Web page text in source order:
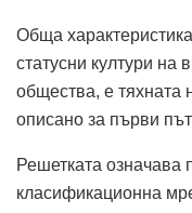
Обща
статусни култури на
общества, е тяхната
описано за първи
Решетката означава
класификационна